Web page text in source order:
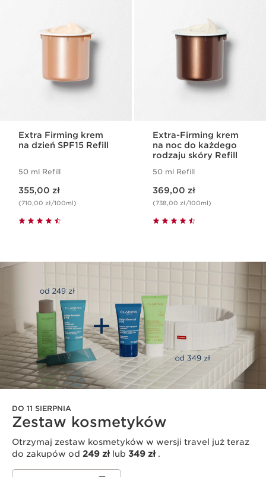
Extra Firming krem
na dzień SPF15 Refill
50 ml Refill
355,00 zł
(710,00 zł/100ml)
Extra-Firming krem
na noc do każdego
rodzaju skóry Refill
50 ml Refill
369,00 zł
(738,00 zł/100ml)
DO 11 SIERPNIA
Zestaw kosmetyków
Otrzymaj zestaw kosmetyków w wersji travel już teraz
do zakupów od 249 zł lub 349 zł .